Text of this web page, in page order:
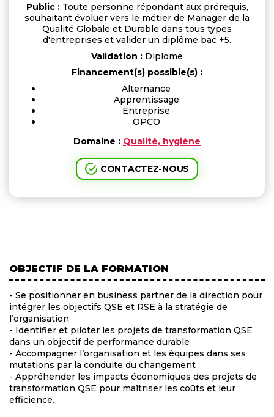
Public :Toute personne répondant aux prérequis,
souhaitant évoluer vers le métier de Manager de la
Qualité Globale et Durable dans tous types
d'entreprises et valider un diplôme bac +5.
Validation : Diplome
Financement(s) possible(s) :
Alternance
Apprentissage
Entreprise
OPCO
Domaine : Qualité, hygiène
CONTACTEZ-NOUS
OBJECTIF DE LA FORMATION
- Se positionner en business partner de la direction pour
intégrer les objectifs QSE et RSE à la stratégie de
l’organisation
- Identifier et piloter les projets de transformation QSE
dans un objectif de performance durable
- Accompagner l’organisation et les équipes dans ses
mutations par la conduite du changement
- Appréhender les impacts économiques des projets de
transformation QSE pour maîtriser les coûts et leur
efficience.